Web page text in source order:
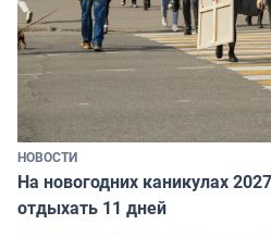
НОВОСТИ
На новогодних каникулах
отдыхать 11 дней